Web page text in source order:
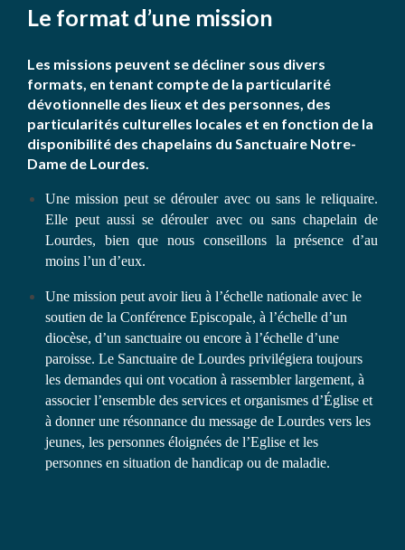
Le format d’une mission
Les missions peuvent se décliner sous divers
formats, en tenant compte de la particularité
dévotionnelle des lieux et des personnes, des
particularités culturelles locales et en fonction de la
disponibilité des chapelains du Sanctuaire Notre-
Dame de Lourdes.
Une mission peut se dérouler avec ou sans le reliquaire.
Elle peut aussi se dérouler avec ou sans chapelain de
Lourdes, bien que nous conseillons la présence d’au
moins l’un d’eux.
Une mission peut avoir lieu à l’échelle nationale avec le
soutien de la Conférence Episcopale, à l’échelle d’un
diocèse, d’un sanctuaire ou encore à l’échelle d’une
paroisse. Le Sanctuaire de Lourdes privilégiera toujours
les demandes qui ont vocation à rassembler largement, à
associer l’ensemble des services et organismes d’Église et
à donner une résonnance du message de Lourdes vers les
jeunes, les personnes éloignées de l’Eglise et les
personnes en situation de handicap ou de maladie.